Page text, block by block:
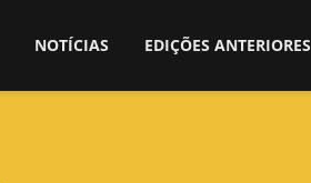
NOTÍCIAS EDIÇÕES ANTERIORES